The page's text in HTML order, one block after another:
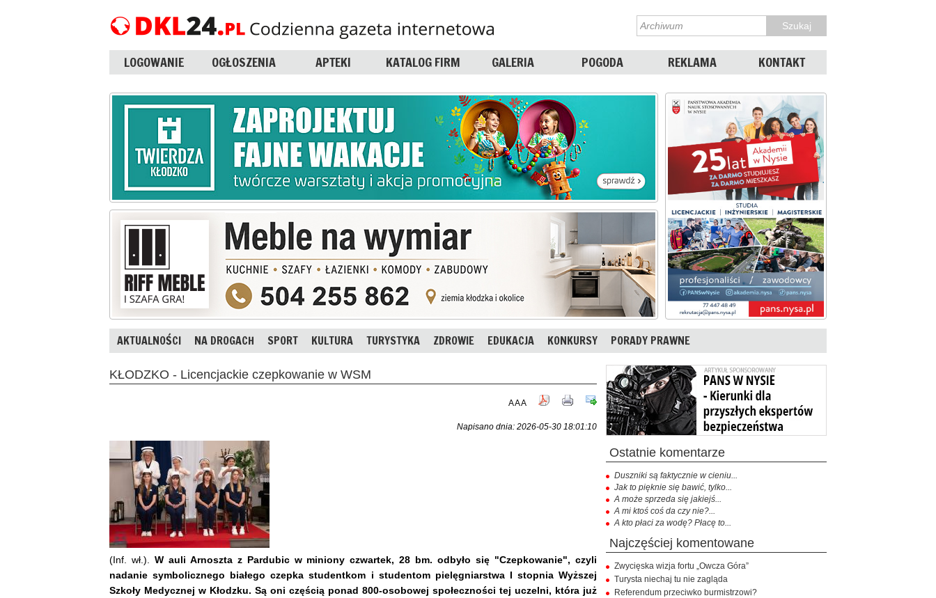
LOGOWANIE OGŁOSZENIA APTEKI KATALOG FIRM GALERIA POGODA REKLAMA KONTAKT
AKTUALNOŚCI NA DROGACH SPORT KULTURA TURYSTYKA ZDROWIE EDUKACJA KONKURSY PORADY PRAWNE
KŁODZKO - Licencjackie czepkowanie w WSM
AAA
Napisano dnia: 2026-05-30 18:01:10
(Inf. wł.). W auli Arnoszta z Pardubic w miniony czwartek, 28 bm. odbyło się "Czepkowanie", czyli
nadanie symbolicznego białego czepka studentkom i studentom pielęgniarstwa I stopnia Wyższej
Szkoły Medycznej w Kłodzku. Są oni częścią ponad 800-osobowej społeczności tej uczelni, która już
ostatnie komentarze
Duszniki są faktycznie w cieniu...
Jak to pięknie się bawić, tylko...
A może sprzeda się jakiejś...
A mi ktoś coś da czy nie?...
A kto płaci za wodę? Płacę to...
najczęściej komentowane
Zwycięska wizja fortu „Owcza Góra”
Turysta niechaj tu nie zagląda
Referendum przeciwko burmistrzowi?